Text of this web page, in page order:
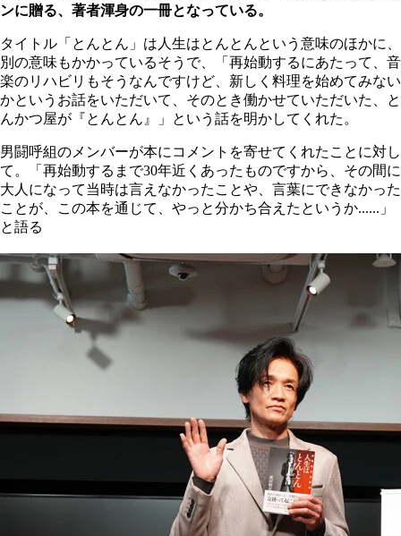
ンに贈る、著者渾身の一冊となっている。
タイトル「とんとん」は人生はとんとんという意味のほかに、
別の意味もかかっているそうで、「再始動するにあたって、音
楽のリハビリもそうなんですけど、新しく料理を始めてみない
かというお話をいただいて、そのとき働かせていただいた、と
んかつ屋が『とんとん』」という話を明かしてくれた。
男闘呼組のメンバーが本にコメントを寄せてくれたことに対し
て。「再始動するまで30年近くあったものですから、その間に
大人になって当時は言えなかったことや、言葉にできなかった
ことが、この本を通じて、やっと分かち合えたというか......」
と語る